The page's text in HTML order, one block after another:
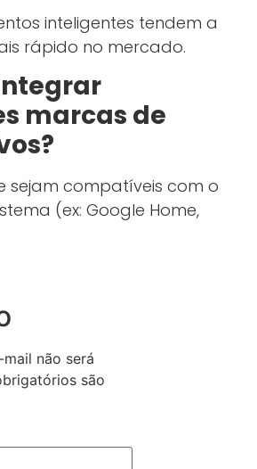
inteligentes tendem a
rápido no mercado.
marcas de
sejam compatíveis com o
(ex: Google Home,
não será
são